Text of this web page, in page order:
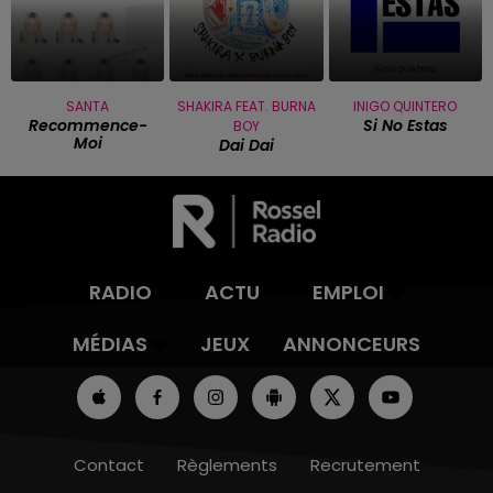
SANTA
Recommence-
Moi
SHAKIRA FEAT. BURNA
BOY
Dai Dai
INIGO QUINTERO
Si No Estas
RADIO ACTU
EMPLOI
MÉDIAS
JEUX ANNONCEURS
Contact Règlements Recrutement